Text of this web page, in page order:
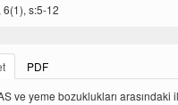
6(1), s:5-12
PDF
ve yeme bozuklukları